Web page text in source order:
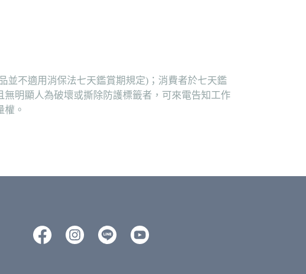
並不適用消保法七天鑑賞期規定)；消費者於七天鑑
明顯人為破壞或撕除防護標籤者，可來電告知工作
權。